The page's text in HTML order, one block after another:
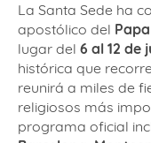
La Santa Sede ha
apostólico del
lugar del 6 al 12 de
histórica que
reunirá a miles de
religiosos más
programa oficial